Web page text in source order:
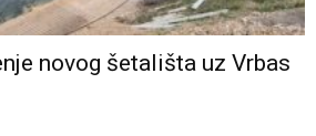
novog šetališta uz Vrbas